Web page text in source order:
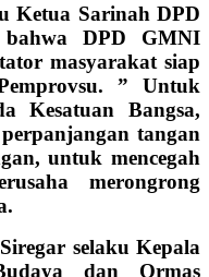
Ketua Sarinah DPD
DPD GMNI
masyarakat siap
” Untuk
Kesatuan Bangsa,
tangan
untuk mencegah
merongrong
selaku Kepala
dan Ormas